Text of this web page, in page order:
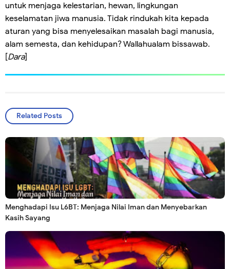
untuk menjaga kelestarian, hewan, lingkungan
keselamatan jiwa manusia. Tidak rindukah kita kepada
aturan yang bisa menyelesaikan masalah bagi manusia,
alam semesta, dan kehidupan? Wallahualam bissawab.
[Dara]
Related Posts
Menghadapi Isu L6BT: Menjaga Nilai Iman dan Menyebarkan
Kasih Sayang